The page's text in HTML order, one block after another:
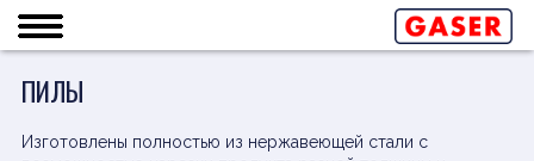
ПИЛЫ
Изготовлены полностью из нержавеющей стали с